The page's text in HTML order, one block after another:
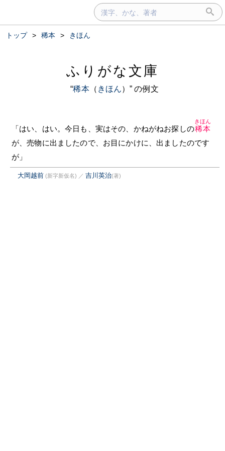
トップ > 稀本 > きほん
ふりがな文庫
“稀本（ きほん）” の例文
「はい、はい。今日も、実はその、かねがねお探しの稀本
きほん
が、売物に出ましたので、お目にかけに、出ましたのです
が」
大岡越前 (新字新仮名) ／ 吉川英治(著)